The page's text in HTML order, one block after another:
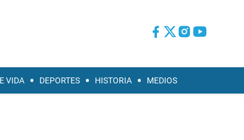
VIDA DEPORTES HISTORIA MEDIOS